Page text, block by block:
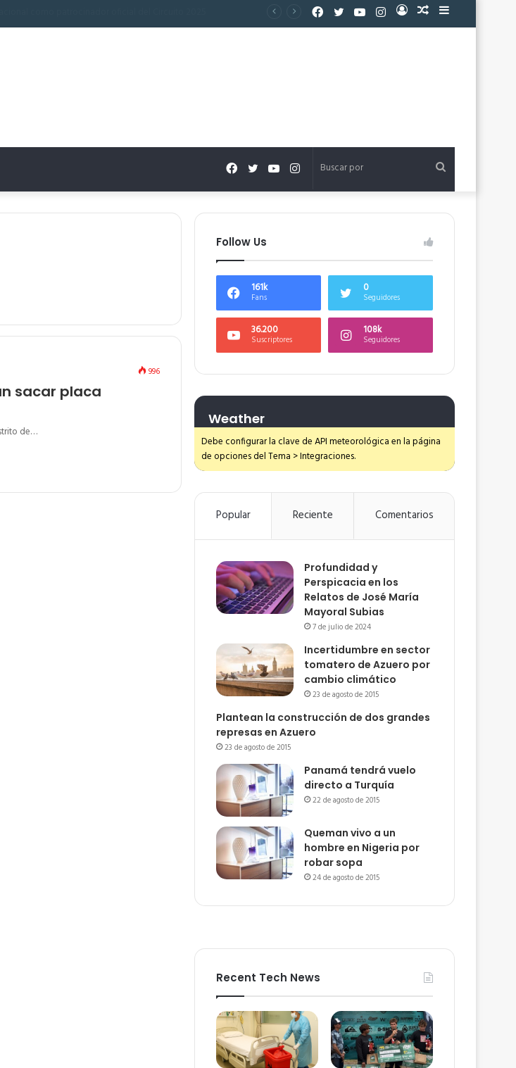
Barra
Publicación
Acceso
Instagram
YouTube
Twitter
Facebook
Buscar
por
Instagram
YouTube
Twitter
Facebook
996
sacar placa
de…
Follow Us
161k
Fans
0
Seguidores
36.200
Suscriptores
108k
Seguidores
Weather
Debe configurar la clave de API meteorológica en la página
de opciones del Tema > Integraciones.
Popular Reciente Comentarios
Profundidad y
Perspicacia en los
Relatos de José María
Mayoral Subias
7 de julio de 2024
Incertidumbre en sector
tomatero de Azuero por
cambio climático
23 de agosto de 2015
Plantean la construcción de dos grandes
represas en Azuero
23 de agosto de 2015
Panamá tendrá vuelo
directo a Turquía
22 de agosto de 2015
Queman vivo a un
hombre en Nigeria por
robar sopa
24 de agosto de 2015
Recent Tech News